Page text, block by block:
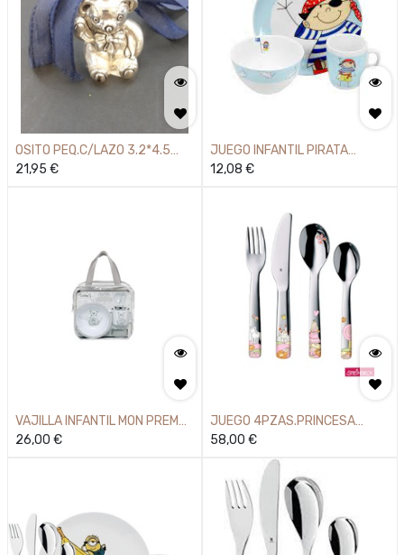
OSITO PEQ.C/LAZO 3.2*4.5
925MM.
21,95 €
JUEGO INFANTIL PIRATA
3PZAS.
12,08 €
VAJILLA INFANTIL MON PREM
COFF
26,00 €
JUEGO 4PZAS.PRINCESA
ANNELI WMF
58,00 €